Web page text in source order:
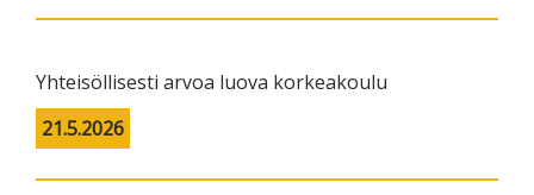
Yhteisöllisesti arvoa luova korkeakoulu
21.5.2026